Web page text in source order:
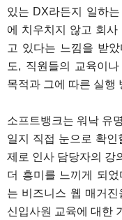
있는 DX라든지 일하
에 치우치지 않고 회
고 있다는 느낌을 받
도, 직원들의 교육이
목적과 그에 따른 실행
소프트뱅크는 워낙 유
일지 직접 눈으로 확
제로 인사 담당자의 강
더 흥미를 느끼게 되
는 비즈니스 웹 매거
신입사원 교육에 대한